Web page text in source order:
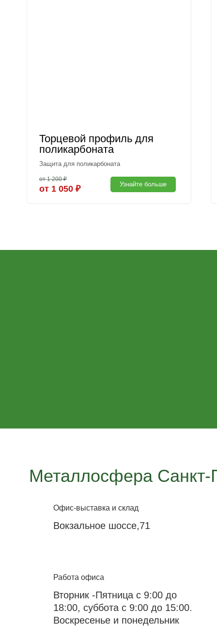
Торцевой профиль для
поликарбоната
Защита для поликарбоната
от 1 200 ₽
от 1 050 ₽ Узнайте больше
Металлосфера Санкт-
Офис-выставка и склад
Вокзальное шоссе,71
Работа офиса
Вторник -Пятница с 9:00 до
18:00, суббота с 9:00 до 15:00.
Воскресенье и понедельник